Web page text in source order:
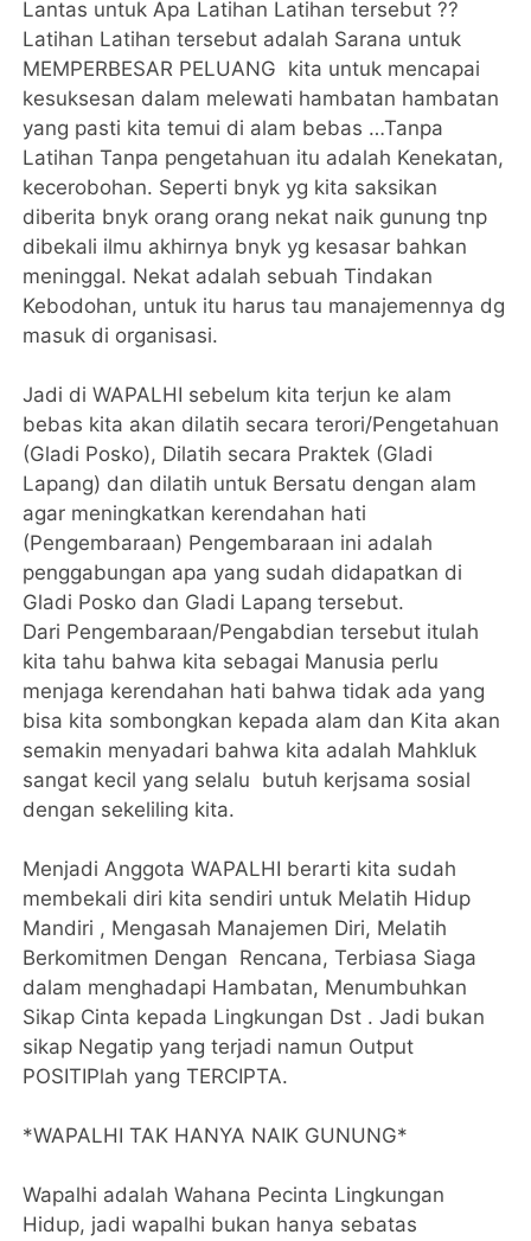
Lantas untuk Apa Latihan Latihan tersebut ??
Latihan Latihan tersebut adalah Sarana untuk
MEMPERBESAR PELUANG kita untuk mencapai
kesuksesan dalam melewati hambatan hambatan
yang pasti kita temui di alam bebas …Tanpa
Latihan Tanpa pengetahuan itu adalah Kenekatan,
kecerobohan. Seperti bnyk yg kita saksikan
diberita bnyk orang orang nekat naik gunung tnp
dibekali ilmu akhirnya bnyk yg kesasar bahkan
meninggal. Nekat adalah sebuah Tindakan
Kebodohan, untuk itu harus tau manajemennya dg
masuk di organisasi.
Jadi di WAPALHI sebelum kita terjun ke alam
bebas kita akan dilatih secara terori/Pengetahuan
(Gladi Posko), Dilatih secara Praktek (Gladi
Lapang) dan dilatih untuk Bersatu dengan alam
agar meningkatkan kerendahan hati
(Pengembaraan) Pengembaraan ini adalah
penggabungan apa yang sudah didapatkan di
Gladi Posko dan Gladi Lapang tersebut.
Dari Pengembaraan/Pengabdian tersebut itulah
kita tahu bahwa kita sebagai Manusia perlu
menjaga kerendahan hati bahwa tidak ada yang
bisa kita sombongkan kepada alam dan Kita akan
semakin menyadari bahwa kita adalah Mahkluk
sangat kecil yang selalu butuh kerjsama sosial
dengan sekeliling kita.
Menjadi Anggota WAPALHI berarti kita sudah
membekali diri kita sendiri untuk Melatih Hidup
Mandiri , Mengasah Manajemen Diri, Melatih
Berkomitmen Dengan Rencana, Terbiasa Siaga
dalam menghadapi Hambatan, Menumbuhkan
Sikap Cinta kepada Lingkungan Dst . Jadi bukan
sikap Negatip yang terjadi namun Output
POSITIPlah yang TERCIPTA.
*WAPALHI TAK HANYA NAIK GUNUNG*
Wapalhi adalah Wahana Pecinta Lingkungan
Hidup, jadi wapalhi bukan hanya sebatas